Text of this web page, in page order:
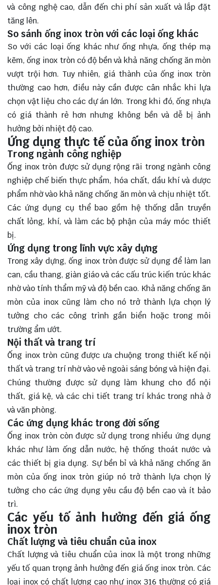
và công nghệ cao, dẫn đến chi phí sản xuất và lắp đặt
tăng lên.
So sánh ống inox tròn với các loại ống khác
So với các loại ống khác như ống nhựa, ống thép mạ
kẽm, ống inox tròn có độ bền và khả năng chống ăn mòn
vượt trội hơn. Tuy nhiên, giá thành của ống inox tròn
thường cao hơn, điều này cần được cân nhắc khi lựa
chọn vật liệu cho các dự án lớn. Trong khi đó, ống nhựa
có giá thành rẻ hơn nhưng không bền và dễ bị ảnh
hưởng bởi nhiệt độ cao.
Ứng dụng thực tế của ống inox tròn
Trong ngành công nghiệp
Ống inox tròn được sử dụng rộng rãi trong ngành công
nghiệp chế biến thực phẩm, hóa chất, dầu khí và dược
phẩm nhờ vào khả năng chống ăn mòn và chịu nhiệt tốt.
Các ứng dụng cụ thể bao gồm hệ thống dẫn truyền
chất lỏng, khí, và làm các bộ phận của máy móc thiết
bị.
Ứng dụng trong lĩnh vực xây dựng
Trong xây dựng, ống inox tròn được sử dụng để làm lan
can, cầu thang, giàn giáo và các cấu trúc kiến trúc khác
nhờ vào tính thẩm mỹ và độ bền cao. Khả năng chống ăn
mòn của inox cũng làm cho nó trở thành lựa chọn lý
tưởng cho các công trình gần biển hoặc trong môi
trường ẩm ướt.
Nội thất và trang trí
Ống inox tròn cũng được ưa chuộng trong thiết kế nội
thất và trang trí nhờ vào vẻ ngoài sáng bóng và hiện đại.
Chúng thường được sử dụng làm khung cho đồ nội
thất, giá kệ, và các chi tiết trang trí khác trong nhà ở
và văn phòng.
Các ứng dụng khác trong đời sống
Ống inox tròn còn được sử dụng trong nhiều ứng dụng
khác như làm ống dẫn nước, hệ thống thoát nước và
các thiết bị gia dụng. Sự bền bỉ và khả năng chống ăn
mòn của ống inox tròn giúp nó trở thành lựa chọn lý
tưởng cho các ứng dụng yêu cầu độ bền cao và ít bảo
trì.
Các yếu tố ảnh hưởng đến giá ống
inox tròn
Chất lượng và tiêu chuẩn của inox
Chất lượng và tiêu chuẩn của inox là một trong những
yếu tố quan trọng ảnh hưởng đến giá ống inox tròn. Các
loại inox có chất lượng cao như inox 316 thường có giá